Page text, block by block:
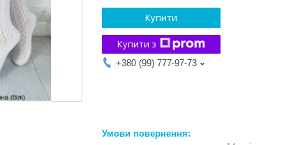
Купити
Купити з
+380 (99) 777-97-73